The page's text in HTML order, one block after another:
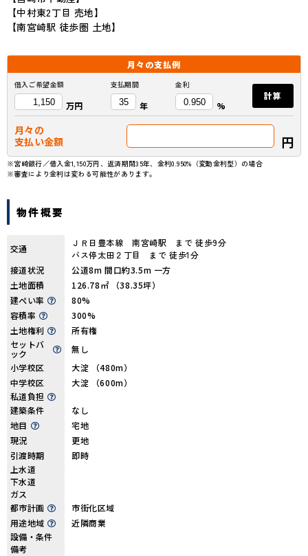
【中村東2丁目 売地】
【南宮崎駅 徒歩圏 土地】
月々の支払例
借入ご希望金額
万円
支払期間
年
金利
%
計算
月々の
支払い金額
円
※宮崎銀行／借入金1,150万円、返済期間35年、金利0.950%（変動金利型）の場合
※審査により金利は変わる可能性があります。
物件概要
交通
ＪＲ日豊本線 南宮崎駅 まで 徒歩9分
バス停太田２丁目 まで 徒歩1分
接道状況
公道8m 間口約3.5m 一方
土地面積
126.78㎡ （38.35坪）
建ぺい率
80%
容積率
300%
土地権利
所有権
セットバ
ック
無し
小学校区
大淀 （480m）
中学校区
大淀 （600m）
私道負担
建築条件
なし
地目
宅地
現況
更地
引渡時期
即時
上水道
下水道
ガス
都市計画
市街化区域
用途地域
近隣商業
設備・条件
備考